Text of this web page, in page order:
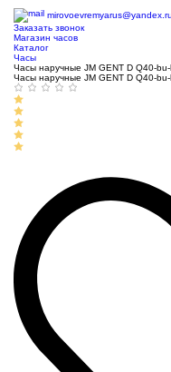
mirovoevremyarus@yandex.ru
Заказать звонок
Магазин часов
Каталог
Часы
Часы наручные JM GENT D Q40-
Часы наручные JM GENT D Q40-